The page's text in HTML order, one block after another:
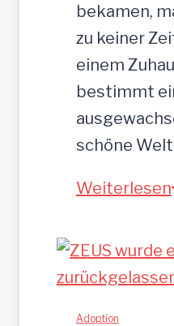
bekamen,
zu keiner
einem
bestimmt
schöne
Weiterlesen
Adoption